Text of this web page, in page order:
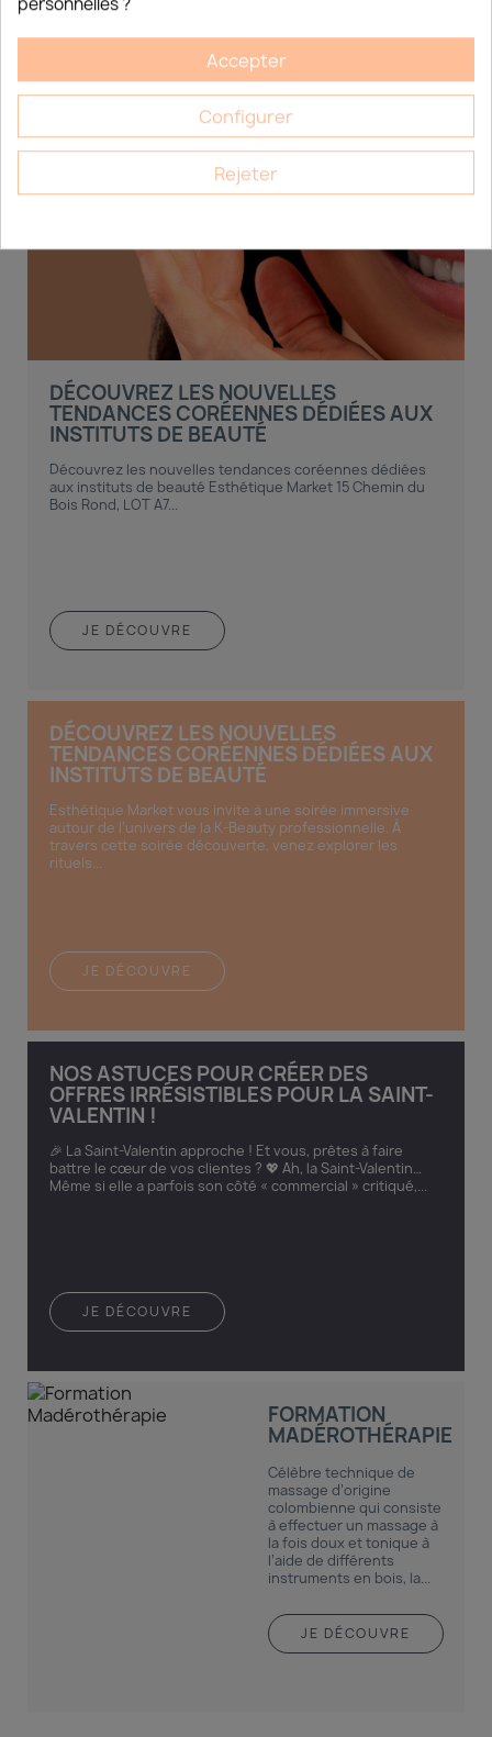
DÉCOUVREZ LES NOUVELLES
TENDANCES CORÉENNES DÉDIÉES AUX
INSTITUTS DE BEAUTÉ
Découvrez les nouvelles tendances coréennes dédiées
aux instituts de beauté Esthétique Market 15 Chemin du
Bois Rond, LOT A7...
JE DÉCOUVRE
DÉCOUVREZ LES NOUVELLES
TENDANCES CORÉENNES DÉDIÉES AUX
INSTITUTS DE BEAUTÉ
Esthétique Market vous invite à une soirée immersive
autour de l’univers de la K-Beauty professionnelle. À
travers cette soirée découverte, venez explorer les
rituels...
JE DÉCOUVRE
NOS ASTUCES POUR CRÉER DES
OFFRES IRRÉSISTIBLES POUR LA SAINT-
VALENTIN !
🎉 La Saint-Valentin approche ! Et vous, prêtes à faire
battre le cœur de vos clientes ? 💖 Ah, la Saint-Valentin…
Même si elle a parfois son côté « commercial » critiqué,...
JE DÉCOUVRE
FORMATION
MADÉROTHÉRAPIE
Célèbre technique de
massage d’origine
colombienne qui consiste
à effectuer un massage à
la fois doux et tonique à
l’aide de différents
instruments en bois, la...
JE DÉCOUVRE
Accepter
Configurer
Rejeter